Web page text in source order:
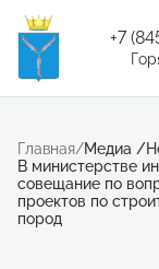
+7
Главная/Медиа /
В министерстве
совещание по
проектов по
пород